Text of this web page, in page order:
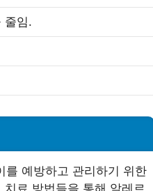
줄임.
를 예방하고 관리하기 위한
료 방법들을 통해 알레르